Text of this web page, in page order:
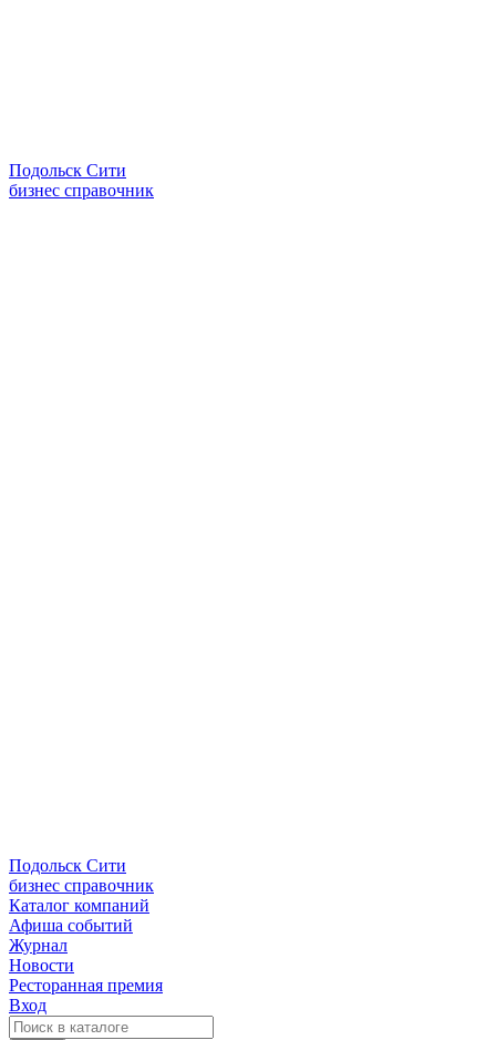
Подольск Сити
бизнес справочник
Подольск Сити
бизнес справочник
Каталог компаний
Афиша событий
Журнал
Новости
Ресторанная премия
Вход